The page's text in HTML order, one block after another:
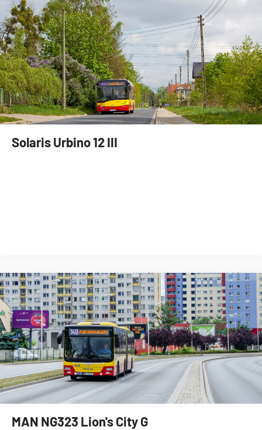
Solaris Urbino 12 III
MAN NG323 Lion's City G